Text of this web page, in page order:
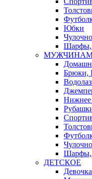
Юбки
Шарфы,
Брюки,
Нижнее
Шарфы,
ДЕТСКОЕ